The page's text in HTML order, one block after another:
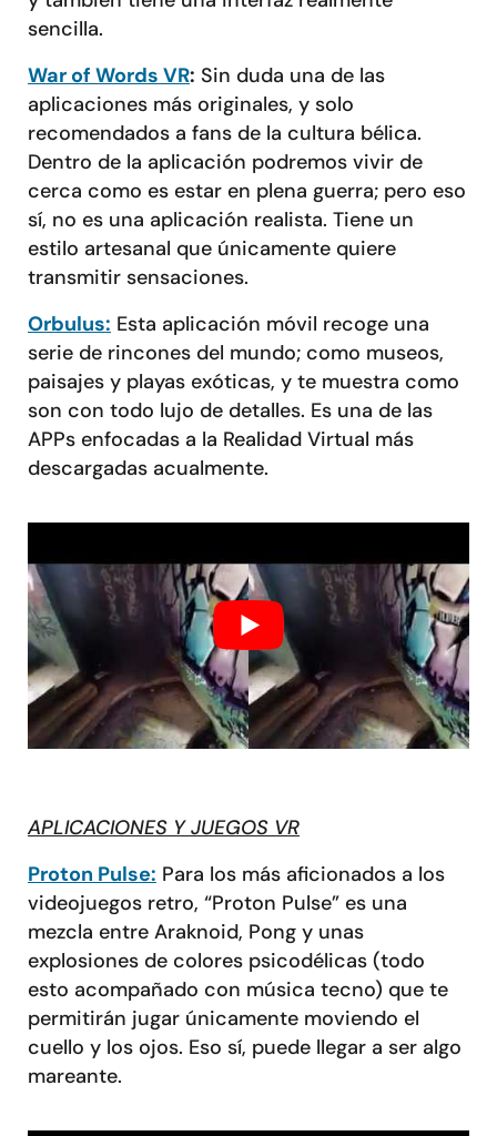
sencilla.
War of Words VR: Sin duda una de las
aplicaciones más originales, y solo
recomendados a fans de la cultura bélica.
Dentro de la aplicación podremos vivir de
cerca como es estar en plena guerra; pero eso
sí, no es una aplicación realista. Tiene un
estilo artesanal que únicamente quiere
transmitir sensaciones.
Orbulus: Esta aplicación móvil recoge una
serie de rincones del mundo; como museos,
paisajes y playas exóticas, y te muestra como
son con todo lujo de detalles. Es una de las
APPs enfocadas a la Realidad Virtual más
descargadas acualmente.
APLICACIONES Y JUEGOS VR
Proton Pulse: Para los más aficionados a los
videojuegos retro, “Proton Pulse” es una
mezcla entre Araknoid, Pong y unas
explosiones de colores psicodélicas (todo
esto acompañado con música tecno) que te
permitirán jugar únicamente moviendo el
cuello y los ojos. Eso sí, puede llegar a ser algo
mareante.